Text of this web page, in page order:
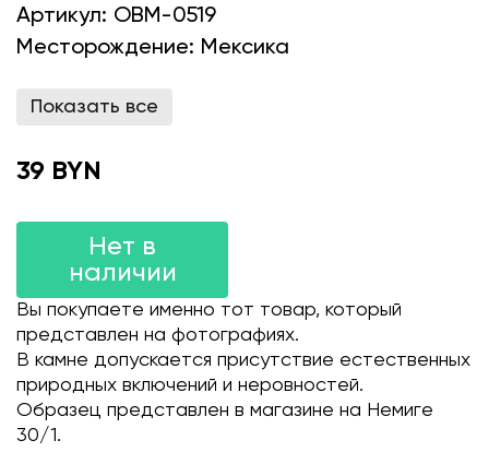
Артикул: OBM-0519
Месторождение: Мексика
Показать все
39 BYN
Нет в
наличии
Вы покупаете именно тот товар, который
представлен на фотографиях.
В камне допускается присутствие естественных
природных включений и неровностей.
Образец представлен в магазине на Немиге
30/1.